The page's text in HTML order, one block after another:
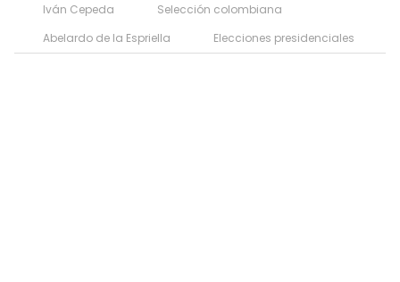
Iván Cepeda
Selección colombiana
Abelardo de la Espriella
Elecciones presidenciales